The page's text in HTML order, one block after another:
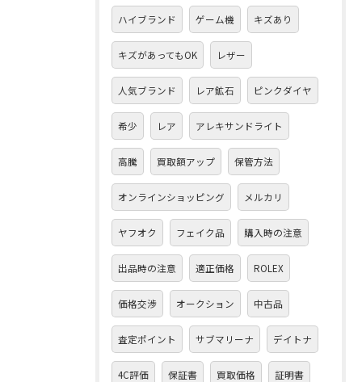
ハイブランド ゲーム機 キズあり
キズがあってもOK レザー
人気ブランド レア鉱石 ピンクダイヤ
希少 レア アレキサンドライト
高騰 買取額アップ 保管方法
オンラインショッピング メルカリ
ヤフオク フェイク品 購入時の注意
出品時の注意 適正価格 ROLEX
価格交渉 オークション 中古品
査定ポイント サブマリーナ デイトナ
4C評価 保証書 買取価格 証明書